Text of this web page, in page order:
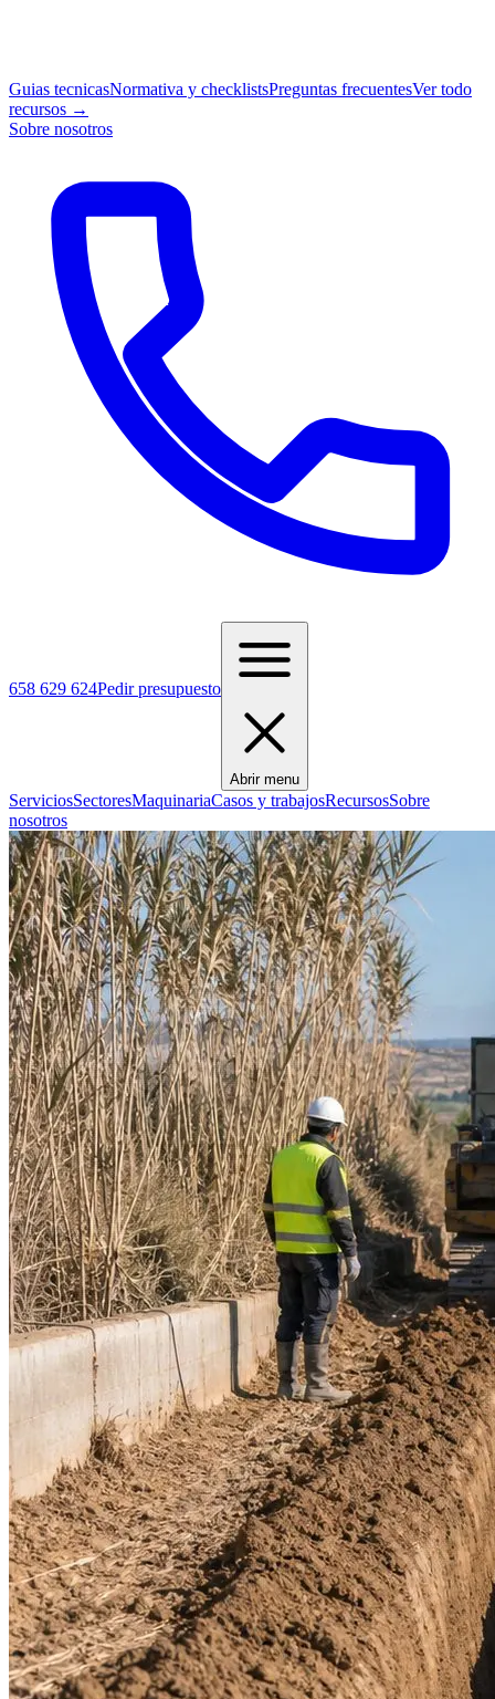
Guias tecnicasNormativa y checklistsPreguntas frecuentesVer todo
recursos →
Sobre nosotros
658 629 624Pedir presupuesto
Abrir menu
ServiciosSectoresMaquinariaCasos y trabajosRecursosSobre
nosotros